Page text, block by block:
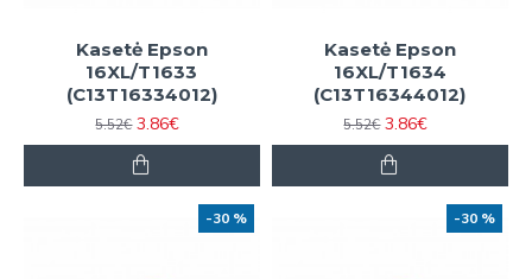
Kasetė Epson
16XL/T1633
(C13T16334012)
5.52€ 3.86€
Kasetė Epson
16XL/T1634
(C13T16344012)
5.52€ 3.86€
-30 % -30 %